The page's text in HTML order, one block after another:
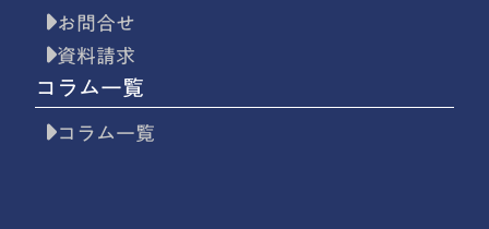
お問合せ
資料請求
コラム一覧
コラム一覧